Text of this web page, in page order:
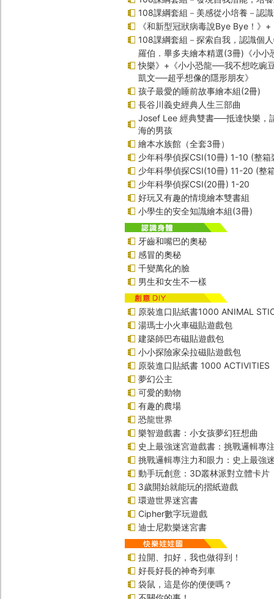
108課綱套組－美感從小培養－認
《和新型冠狀病毒說Bye Bye！》
108課綱套組－探索自我，認識個
羅伯．畢多夫繪本精選(3冊)《小
快樂》+《小小恐龍──我不想吃豌
凱文──超乎想像的隱形朋友》
孩子最愛的睡前故事繪本組(2冊)
長谷川義史經典人生三部曲
Josef Lee 經典雙書──抵達快樂，
海的男孩
繪本水族館（全套3冊）
少年科學偵探CSI(10冊) 1-10 (整箱
少年科學偵探CSI(10冊) 11-20 (整
少年科學偵探CSI(20冊) 1-20
好玩又有趣的情境繪本雙書組
小學生的安全知識繪本組(3冊)
牙齒和嘴巴的奧秘
感冒的奧秘
千變萬化的臉
男生和女生不一樣
原裝進口貼紙書1000 ANIMAL
湯瑪士小火車磁貼遊戲包
建築師巴布磁貼遊戲包
小小探險家朵拉磁貼遊戲包
原裝進口貼紙書 1000 ACTIVITIES
夢幻公主
可愛的動物
有趣的農場
恐龍世界
樂智遊戲書：小女孩夢幻狂想曲
史上最強迷宮遊戲書：挑戰邏輯專
挑戰邏輯專注力和眼力：史上最強
動手玩創意：3D叢林派對立體卡片
3歲開始就能玩的摺紙遊戲
環遊世界迷宮書
Cipher數字玩遊戲
迪士尼歡樂迷宮書
拉開、扣好，我也做得到！
好長好長的神奇列車
袋鼠，這是你的便便嗎？